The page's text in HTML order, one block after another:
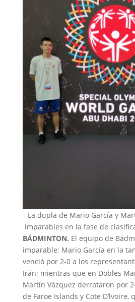
La dupla de Mario García y
imparables en la fase de
BÁDMINTON. El equipo de
imparable; Mario García en la
venció por 2-0 a los
Irán; mientras que en Dobles
Martín Vázquez derrotaron por
de Faroe Islands y Cote D’lvoire,